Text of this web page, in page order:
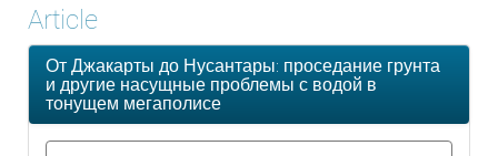
Article
От Джакарты до Нусантары: проседание грунта
и другие насущные проблемы с водой в
тонущем мегаполисе